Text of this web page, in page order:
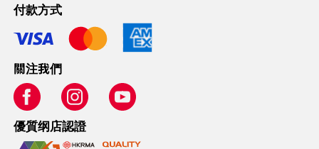
付款方式
關注我們
優質纲店認證